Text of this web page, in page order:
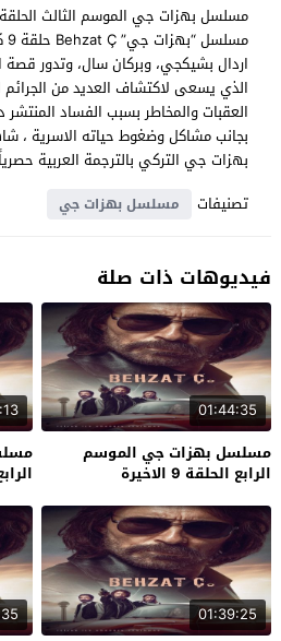
اردال بشيكجي، وبركان سال، وتدور
الذي يسعى لاكتشاف العديد من الجرائم
العقبات والمخاطر بسبب الفساد
بهزات جي التركي بالترجمة العربية
تصنيفات
مسلسل بهزات جي
فيديوهات ذات صلة
01:44:35
مسلسل بهزات جي الموسم
الرابع الحلقة 9 الاخيرة
01:39:25